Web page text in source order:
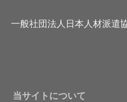
一般社団法人日本人材派遣
当サイトについて